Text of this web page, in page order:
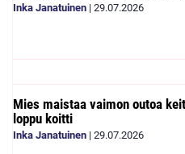
Inka Janatuinen | 29.07.2026
Mies maistaa vaimon outoa
loppu koitti
Inka Janatuinen | 29.07.2026